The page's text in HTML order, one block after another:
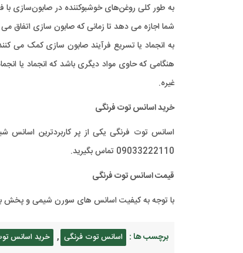
به طور کلی روغن‌های خوشبوکننده در صابون‌سازی با
شما اجازه می دهد تا زمانی که صابون سازی اتفاق
به انجماد یا تسریع فرآیند صابون سازی کمک می
هنگامی که حاوی مواد دیگری باشد که انجماد یا
غیره.
خرید اسانس توت فرنگی
09033222110 تماس بگیرید.
قیمت اسانس توت فرنگی
با توجه به کیفیت اسانس های سورن شیمی و پخش
برچسب ها : اسانس توت فرنگی , خرید اسانس